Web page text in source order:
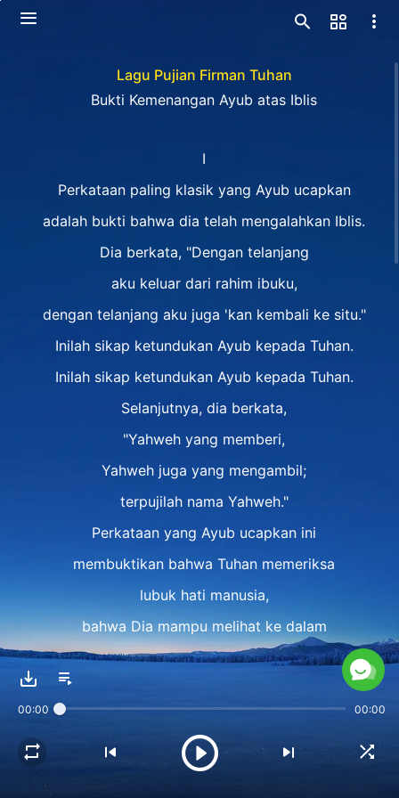
Lagu Pujian Firman Tuhan
Bukti Kemenangan Ayub atas Iblis
I
Perkataan paling klasik yang Ayub ucapkan
adalah bukti bahwa dia telah mengalahkan Iblis.
Dia berkata, "Dengan telanjang
aku keluar dari rahim ibuku,
dengan telanjang aku juga 'kan kembali ke situ."
Inilah sikap ketundukan Ayub kepada Tuhan.
Inilah sikap ketundukan Ayub kepada Tuhan.
Selanjutnya, dia berkata,
"Yahweh yang memberi,
Yahweh juga yang mengambil;
terpujilah nama Yahweh."
Perkataan yang Ayub ucapkan ini
membuktikan bahwa Tuhan memeriksa
lubuk hati manusia,
bahwa Dia mampu melihat ke dalam
hati manusia,
Dia mampu melihat ke dalam hati manusia,
bahwa tak salah Dia berkenan pada Ayub,
00:00 00:00